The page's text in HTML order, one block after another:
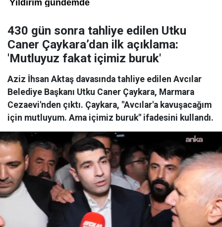
430 gün sonra tahliye edilen Utku
Caner Çaykara’dan ilk açıklama:
'Mutluyuz fakat içimiz buruk'
Aziz İhsan Aktaş davasında tahliye edilen Avcılar
Belediye Başkanı Utku Caner Çaykara, Marmara
Cezaevi'nden çıktı. Çaykara, "Avcılar'a kavuşacağım
için mutluyum. Ama içimiz buruk" ifadesini kullandı.